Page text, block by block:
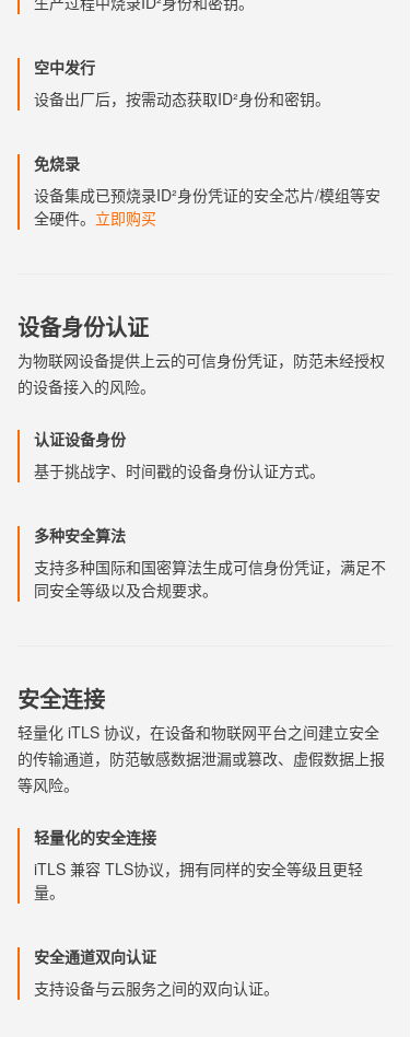
空中发行
设备出厂后，按需动态获取ID²身份和密钥。
免烧录
设备集成已预烧录ID²身份凭证的安全芯片/模组等安
全硬件。 立即购买
设备身份认证
为物联网设备提供上云的可信身份凭证，防范未经授权
的设备接入的风险。
认证设备身份
基于挑战字、时间戳的设备身份认证方式。
多种安全算法
支持多种国际和国密算法生成可信身份凭证，满足不
同安全等级以及合规要求。
安全连接
轻量化 iTLS 协议，在设备和物联网平台之间建立安全
的传输通道，防范敏感数据泄漏或篡改、虚假数据上报
等风险。
轻量化的安全连接
iTLS 兼容 TLS协议，拥有同样的安全等级且更轻
量。
安全通道双向认证
支持设备与云服务之间的双向认证。